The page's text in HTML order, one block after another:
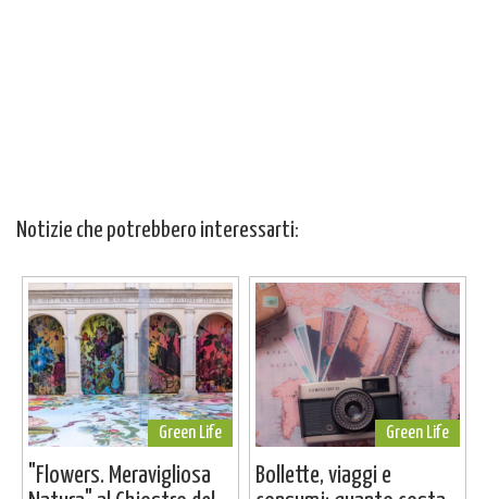
Notizie che potrebbero interessarti:
Green Life
"Flowers. Meravigliosa
Green Life
Bollette, viaggi e